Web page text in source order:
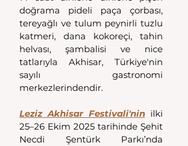
doğrama pideli paça çorbası,
tereyağlı ve tulum peynirli tuzlu
katmeri, dana kokoreçi, tahin
helvası, şambalisi ve nice
tatlarıyla Akhisar, Türkiye'nin
sayılı gastronomi
merkezlerindendir.
Leziz Akhisar Festivali'nin ilki
25–26 Ekim 2025 tarihinde Şehit
Necdi Şentürk Parkı’nda